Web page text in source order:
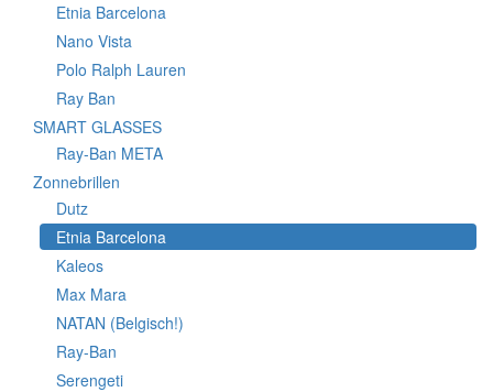
Etnia Barcelona
Nano Vista
Polo Ralph Lauren
Ray Ban
SMART GLASSES
Ray-Ban META
Zonnebrillen
Dutz
Etnia Barcelona
Kaleos
Max Mara
NATAN (Belgisch!)
Ray-Ban
Serengeti